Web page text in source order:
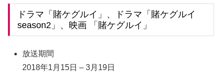
ドラマ「賭ケグルイ」、ドラマ「賭ケグルイ
season2」、映画 「賭ケグルイ」
放送期間
2018年1月15日 – 3月19日